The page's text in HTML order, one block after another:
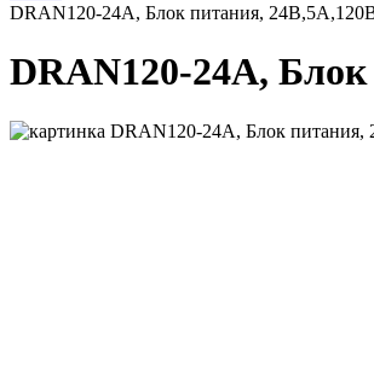
DRAN120-24A, Блок питания,
DRAN120-24A,